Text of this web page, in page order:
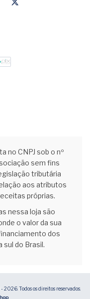
no CNPJ sob o nº
sem fins
tributária
aos atributos
próprias.
nessa loja são
o valor da sua
dos
do Brasil.
Todos os direitos reservados.